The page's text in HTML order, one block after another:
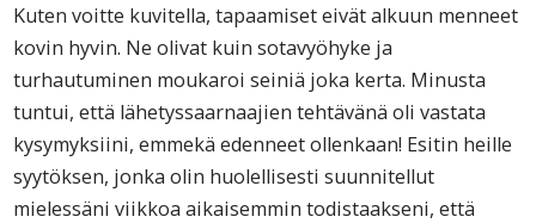
Kuten voitte kuvitella, tapaamiset eivät alkuun menneet
kovin hyvin. Ne olivat kuin sotavyöhyke ja
turhautuminen moukaroi seiniä joka kerta. Minusta
tuntui, että lähetyssaarnaajien tehtävänä oli vastata
kysymyksiini, emmekä edenneet ollenkaan! Esitin heille
syytöksen, jonka olin huolellisesti suunnitellut
mielessäni viikkoa aikaisemmin todistaakseni, että